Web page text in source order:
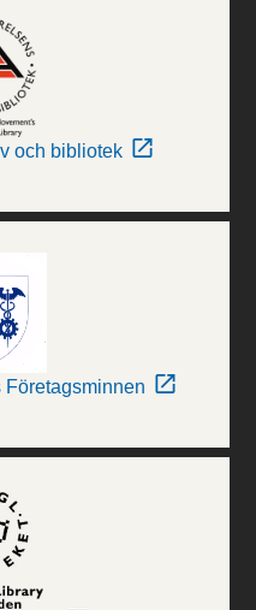
och bibliotek